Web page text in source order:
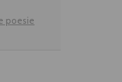
poesie